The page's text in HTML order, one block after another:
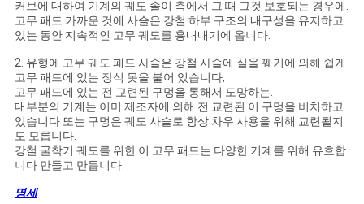
PRIVACY
POLICY
커브에 대하여 기계의 궤도 솔이 측에서 그 때 그것 보호되는 경우에.
고무 패드 가까운 것에 사슬은 강철 하부 구조의 내구성을 유지하고
있는 동안 지속적인 고무 궤도를 흉내내기에 옵니다.
2. 유형에 고무 궤도 패드 사슬은 강철 사슬에 실을 꿰기에 의해 쉽게
고무 패드에 있는 장식 못을 붙어 있습니다,
고무 패드에 있는 전 교련된 구멍을 통해서 도망하는.
대부분의 기계는 이미 제조자에 의해 전 교련된 이 구멍을 비치하고
있습니다 또는 구멍은 궤도 사슬로 항상 차우 사용을 위해 교련될지
도 모릅니다.
강철 굴착기 궤도를 위한 이 고무 패드는 다양한 기계를 위해 유효합
니다 만들고 만듭니다.
명세